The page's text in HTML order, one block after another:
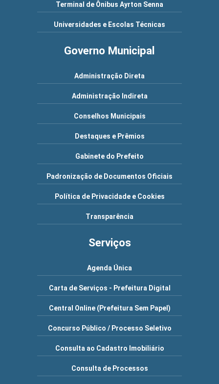
Terminal de Ônibus Ayrton Senna
Universidades e Escolas Técnicas
Governo Municipal
Administração Direta
Administração Indireta
Conselhos Municipais
Destaques e Prêmios
Gabinete do Prefeito
Padronização de Documentos Oficiais
Política de Privacidade e Cookies
Transparência
Serviços
Agenda Única
Carta de Serviços - Prefeitura Digital
Central Online (Prefeitura Sem Papel)
Concurso Público / Processo Seletivo
Consulta ao Cadastro Imobiliário
Consulta de Processos